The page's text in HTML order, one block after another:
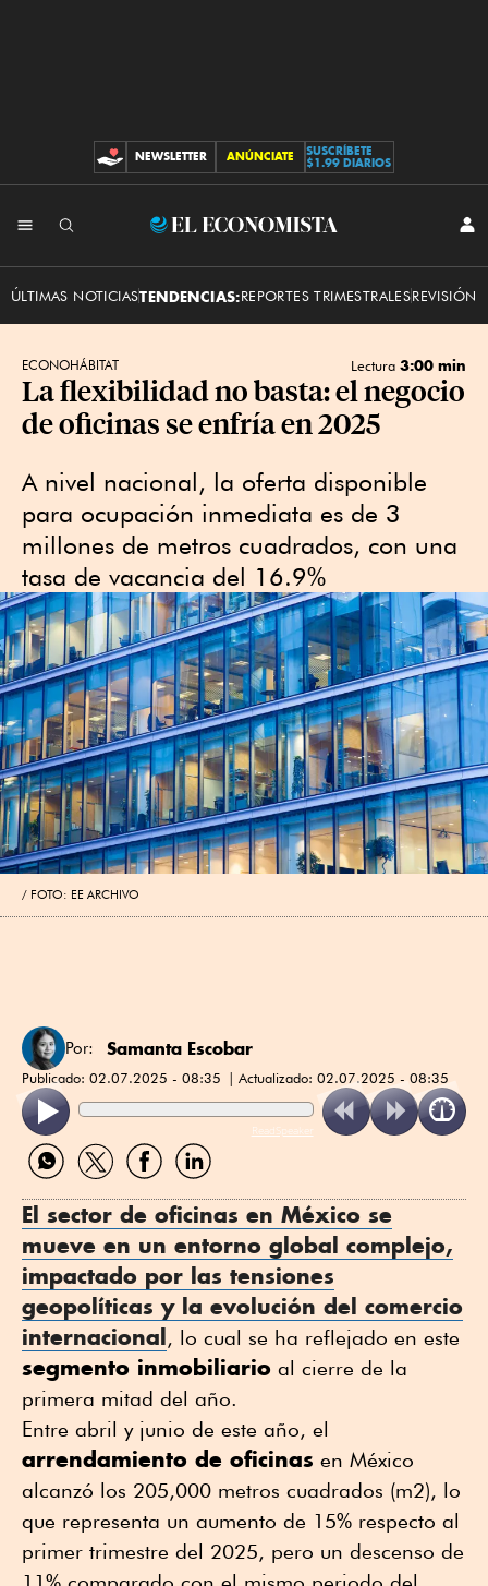
CONTRIBUCIONES
NEWSLETTER ANÚNCIATE
SUSCRÍBETE
$1.99 DIARIOS
El
ÚLTIMAS NOTICIASTENDENCIAS:REPORTES TRIMESTRALESREVISIÓN
ECONOHÁBITAT Lectura 3:00 min
La flexibilidad no basta: el negocio
de oficinas se enfría en 2025
A nivel nacional, la oferta disponible
para ocupación inmediata es de 3
millones de metros cuadrados, con una
tasa de vacancia del 16.9%
FOTO: EE ARCHIVO
Por: Samanta Escobar
Publicado: 02.07.2025 - 08:35 Actualizado: 02.07.2025 - 08:35
ReadSpeaker
Compartir
por
Compartir
por
Compartir
por
Compartir
por
El sector de oficinas en México se
mueve en un entorno global complejo,
impactado por las tensiones
geopolíticas y la evolución del comercio
internacional, lo cual se ha reflejado en este
segmento inmobiliario al cierre de la
primera mitad del año.
Entre abril y junio de este año, el
arrendamiento de oficinas en México
alcanzó los 205,000 metros cuadrados (m2), lo
que representa un aumento de 15% respecto al
primer trimestre del 2025, pero un descenso de